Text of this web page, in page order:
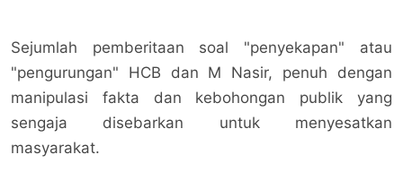
Sejumlah pemberitaan soal "penyekapan" atau
"pengurungan" HCB dan M Nasir, penuh dengan
manipulasi fakta dan kebohongan publik yang
sengaja disebarkan untuk menyesatkan
masyarakat.